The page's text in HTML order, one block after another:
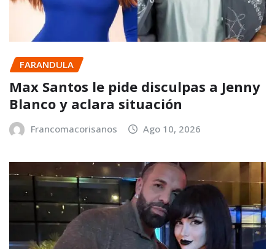
FARANDULA
Max Santos le pide disculpas a Jenny
Blanco y aclara situación
Francomacorisanos Ago 10, 2026